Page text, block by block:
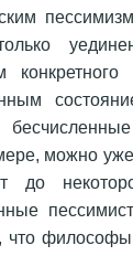
можно
до
что